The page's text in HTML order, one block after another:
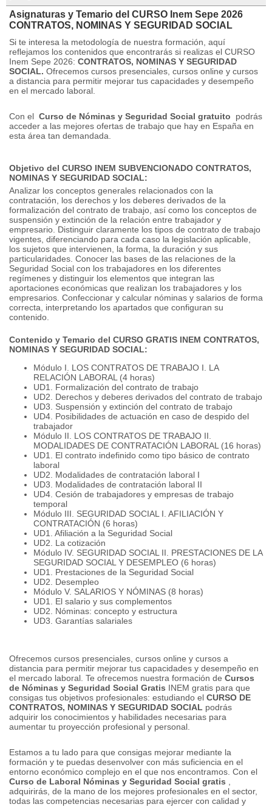
Asignaturas y Temario del CURSO Inem Sepe 2026
CONTRATOS, NOMINAS Y SEGURIDAD SOCIAL
Si te interesa la metodología de nuestra formación, aquí
reflejamos los contenidos que encontrarás si realizas el CURSO
Inem Sepe 2026: CONTRATOS, NOMINAS Y SEGURIDAD
SOCIAL. Ofrecemos cursos presenciales, cursos online y cursos
a distancia para permitir mejorar tus capacidades y desempeño
en el mercado laboral.
Con el Curso de Nóminas y Seguridad Social gratuito podrás
acceder a las mejores ofertas de trabajo que hay en España en
esta área tan demandada.
Objetivo del CURSO INEM SUBVENCIONADO CONTRATOS,
NOMINAS Y SEGURIDAD SOCIAL:
Analizar los conceptos generales relacionados con la
contratación, los derechos y los deberes derivados de la
formalización del contrato de trabajo, así como los conceptos de
suspensión y extinción de la relación entre trabajador y
empresario. Distinguir claramente los tipos de contrato de trabajo
vigentes, diferenciando para cada caso la legislación aplicable,
los sujetos que intervienen, la forma, la duración y sus
particularidades. Conocer las bases de las relaciones de la
Seguridad Social con los trabajadores en los diferentes
regímenes y distinguir los elementos que integran las
aportaciones económicas que realizan los trabajadores y los
empresarios. Confeccionar y calcular nóminas y salarios de forma
correcta, interpretando los apartados que configuran su
contenido.
Contenido y Temario del CURSO GRATIS INEM CONTRATOS,
NOMINAS Y SEGURIDAD SOCIAL:
Módulo I. LOS CONTRATOS DE TRABAJO I. LA
RELACIÓN LABORAL (4 horas)
UD1. Formalización del contrato de trabajo
UD2. Derechos y deberes derivados del contrato de trabajo
UD3. Suspensión y extinción del contrato de trabajo
UD4. Posibilidades de actuación en caso de despido del
trabajador
Módulo II. LOS CONTRATOS DE TRABAJO II.
MODALIDADES DE CONTRATACIÓN LABORAL (16 horas)
UD1. El contrato indefinido como tipo básico de contrato
laboral
UD2. Modalidades de contratación laboral I
UD3. Modalidades de contratación laboral II
UD4. Cesión de trabajadores y empresas de trabajo
temporal
Módulo III. SEGURIDAD SOCIAL I. AFILIACIÓN Y
CONTRATACIÓN (6 horas)
UD1. Afiliación a la Seguridad Social
UD2. La cotización
Módulo IV. SEGURIDAD SOCIAL II. PRESTACIONES DE LA
SEGURIDAD SOCIAL Y DESEMPLEO (6 horas)
UD1. Prestaciones de la Seguridad Social
UD2. Desempleo
Módulo V. SALARIOS Y NÓMINAS (8 horas)
UD1. El salario y sus complementos
UD2. Nóminas: concepto y estructura
UD3. Garantías salariales
Ofrecemos cursos presenciales, cursos online y cursos a
distancia para permitir mejorar tus capacidades y desempeño en
el mercado laboral. Te ofrecemos nuestra formación de Cursos
de Nóminas y Seguridad Social Gratis INEM gratis para que
consigas tus objetivos profesionales: estudiando el CURSO DE
CONTRATOS, NOMINAS Y SEGURIDAD SOCIAL podrás
adquirir los conocimientos y habilidades necesarias para
aumentar tu proyección profesional y personal.
Estamos a tu lado para que consigas mejorar mediante la
formación y te puedas desenvolver con más suficiencia en el
entorno económico complejo en el que nos encontramos. Con el
Curso de Laboral Nóminas y Seguridad Social gratis
adquirirás, de la mano de los mejores profesionales en el sector,
todas las competencias necesarias para ejercer con calidad y